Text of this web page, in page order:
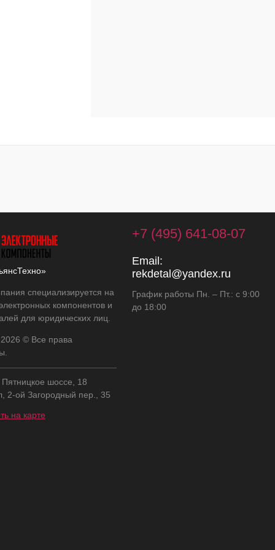
специализируется на
компонентов и
для юридических лиц.
© Все права
Пятницкое шоссе, 18
2-ой Загородный пер., 35
на карте
+7 (495) 641-08-07
Email:
rekdetal@yandex.ru
График работы Пн. – Пт.: с 9:00
до 18:00